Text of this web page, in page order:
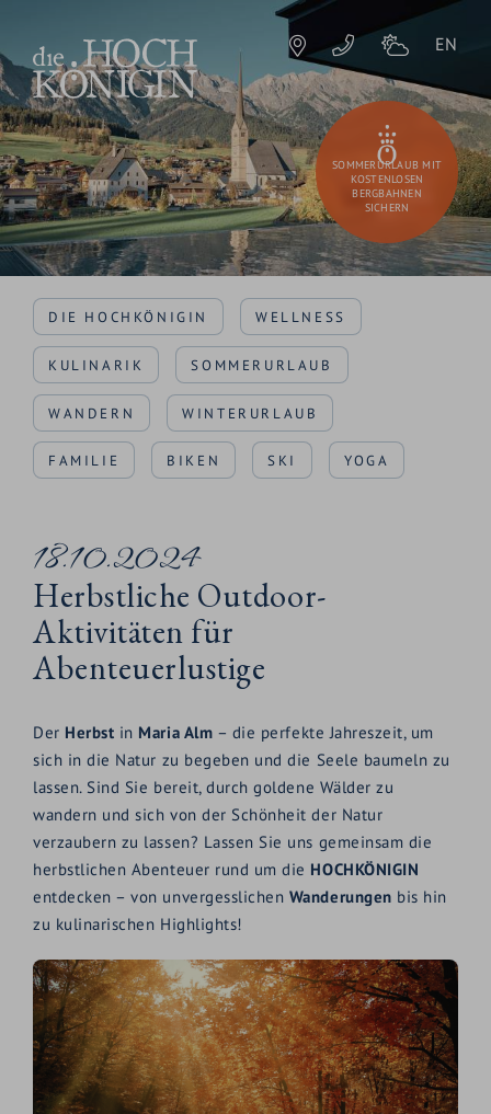
EN
SOMMERURLAUB MIT
KOSTENLOSEN
BERGBAHNEN
SICHERN
DIE HOCHKÖNIGIN WELLNESS
KULINARIK SOMMERURLAUB
WANDERN WINTERURLAUB
FAMILIE BIKEN SKI YOGA
18.10.2024
Herbstliche Outdoor-
Aktivitäten für
Abenteuerlustige
Der Herbst in Maria Alm – die perfekte Jahreszeit, um
sich in die Natur zu begeben und die Seele baumeln zu
lassen. Sind Sie bereit, durch goldene Wälder zu
wandern und sich von der Schönheit der Natur
verzaubern zu lassen? Lassen Sie uns gemeinsam die
herbstlichen Abenteuer rund um die HOCHKÖNIGIN
entdecken – von unvergesslichen Wanderungen bis hin
zu kulinarischen Highlights!